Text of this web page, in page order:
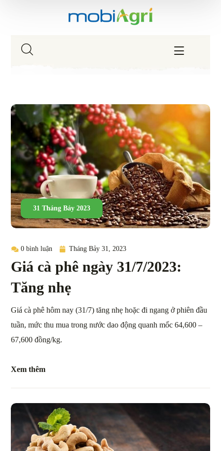
31 Tháng Bảy 2023
0 bình luận Tháng Bảy 31, 2023
Giá cà phê ngày 31/7/2023:
Tăng nhẹ
Giá cà phê hôm nay (31/7) tăng nhẹ hoặc đi ngang ở phiên đầu
tuần, mức thu mua trong nước dao động quanh mốc 64,600 –
67,600 đồng/kg.
Xem thêm